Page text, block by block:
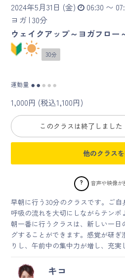
yoggy mommy
マイページ
会員規約について
クラス参加にあたっての
特定商取引にかかわる
プライバシーポリシー
2024年5月31日 (金)
06:30 〜
ヨガ | 30分
ウェイクアップ～ヨガフロー
30分
運動量 ● ● ● ● ●
1,000円 (税込1,100円)
このクラスは終了しました
他のクラス
? 音声や映像が
早朝に行う30分のクラスです。ご自
呼吸の流れを大切にしながらテンポ
朝一番に行うクラスは、新しい一日
グすることができます。感覚が研ぎ
りし、午前中の集中力が増し、充実
キコ